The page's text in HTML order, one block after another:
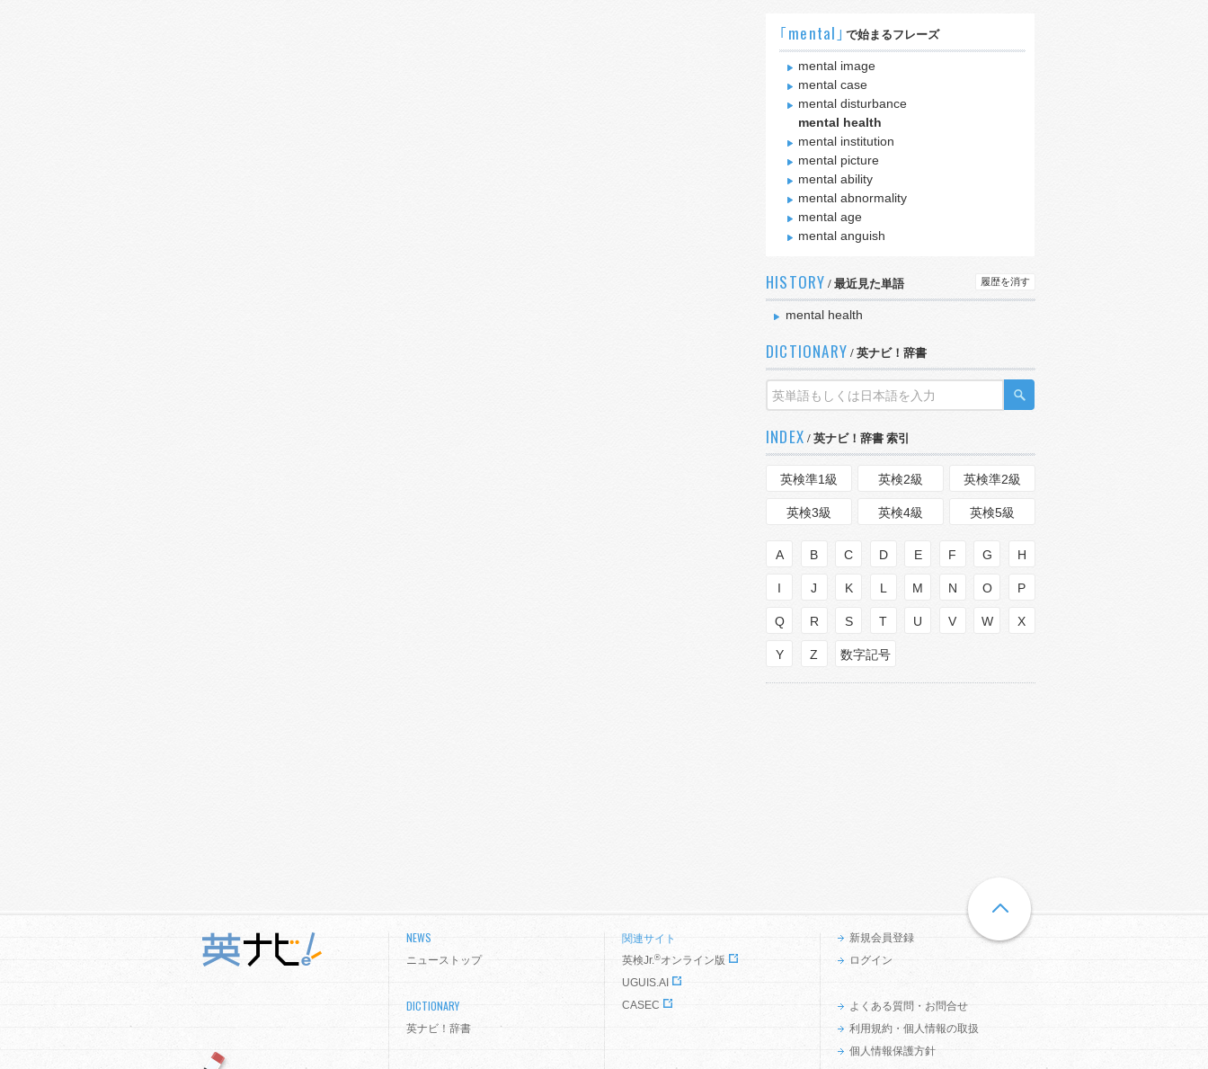
｢mental｣ で始まるフレーズ
mental image
mental case
mental disturbance
mental health
mental institution
mental picture
mental ability
mental abnormality
mental age
mental anguish
HISTORY / 最近見た単語 履歴を消す
mental health
DICTIONARY / 英ナビ！辞書
INDEX / 英ナビ！辞書 索引
英検準1級 英検2級 英検準2級
英検3級 英検4級 英検5級
A B C D E F G H
I J K L M N O P
Q R S T U V W X
Y Z 数字記号
NEWS
ニューストップ
DICTIONARY
英ナビ！辞書
関連サイト
英検Jr.®オンライン版
UGUIS.AI
CASEC
新規会員登録
ログイン
よくある質問・お問合せ
利用規約・個人情報の取扱
個人情報保護方針